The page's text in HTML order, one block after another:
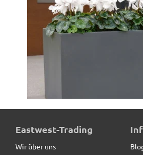
Pflanztrog der
Eastwest-Trading
Wir über uns